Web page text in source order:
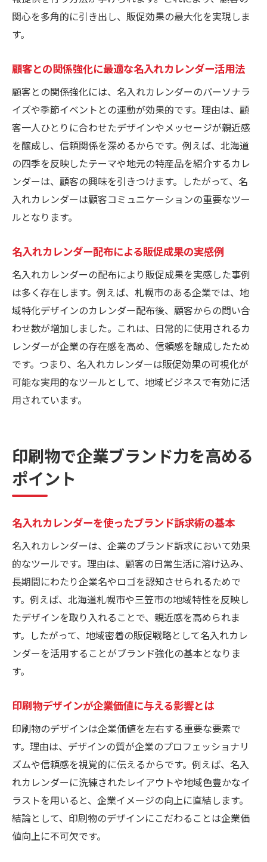
名入れカレンダーで地域密着型販促を実現
する方法
ンダーポイント
び方
小ロット注文が可能な印刷サービスの魅力
名入れカレンダー小ロット対応のメリット
解説
印刷物の少量発注でコストと柔軟性を両立
名入れカレンダー小ロット注文の具体的な
流れ
ダー対応
小規模ビジネスに最適な名入れカレンダー
発注術
名入れカレンダーを小ロットで賢く活用す
るコツ
納期やコストを抑えるための印刷会社選定法
名入れカレンダー印刷会社選びのポイント
解説
印刷物の納期短縮とコスト削減を実現する
名入れカレンダー依頼時に確認すべき注意
点
印刷物見積もり比較で賢く名入れカレンダ
信頼できる印刷会社の選び方と名入れカレ
ンダー対応力
納期やコストに強い印刷会社の特徴を知る
地域密着型のカレンダー印刷がもたらす信頼感
名入れカレンダーで築く地域との信頼関係
印刷物の地元対応が安心感を生む理由
名入れカレンダーで地域貢献を実感するポ
イント
ー強み
ーク
印刷物の地域発注がビジネスに良い影響を
与える
名入れカレンダーで差別化する販促戦略のコツ
名入れカレンダー活用で他社と差をつける
方法
関心を多角的に引き出し、販促効果の最大化を実現しま
す。
顧客との関係強化に最適な名入れカレンダー活用法
顧客との関係強化には、名入れカレンダーのパーソナラ
イズや季節イベントとの連動が効果的です。理由は、顧
客一人ひとりに合わせたデザインやメッセージが親近感
を醸成し、信頼関係を深めるからです。例えば、北海道
の四季を反映したテーマや地元の特産品を紹介するカレ
ンダーは、顧客の興味を引きつけます。したがって、名
入れカレンダーは顧客コミュニケーションの重要なツー
ルとなります。
名入れカレンダー配布による販促成果の実感例
名入れカレンダーの配布により販促成果を実感した事例
は多く存在します。例えば、札幌市のある企業では、地
域特化デザインのカレンダー配布後、顧客からの問い合
わせ数が増加しました。これは、日常的に使用されるカ
レンダーが企業の存在感を高め、信頼感を醸成したため
です。つまり、名入れカレンダーは販促効果の可視化が
可能な実用的なツールとして、地域ビジネスで有効に活
用されています。
印刷物で企業ブランド力を高める
ポイント
名入れカレンダーを使ったブランド訴求術の基本
名入れカレンダーは、企業のブランド訴求において効果
的なツールです。理由は、顧客の日常生活に溶け込み、
長期間にわたり企業名やロゴを認知させられるためで
す。例えば、北海道札幌市や三笠市の地域特性を反映し
たデザインを取り入れることで、親近感を高められま
す。したがって、地域密着の販促戦略として名入れカレ
ンダーを活用することがブランド強化の基本となりま
す。
印刷物デザインが企業価値に与える影響とは
印刷物のデザインは企業価値を左右する重要な要素で
す。理由は、デザインの質が企業のプロフェッショナリ
ズムや信頼感を視覚的に伝えるからです。例えば、名入
れカレンダーに洗練されたレイアウトや地域色豊かなイ
ラストを用いると、企業イメージの向上に直結します。
結論として、印刷物のデザインにこだわることは企業価
値向上に不可欠です。